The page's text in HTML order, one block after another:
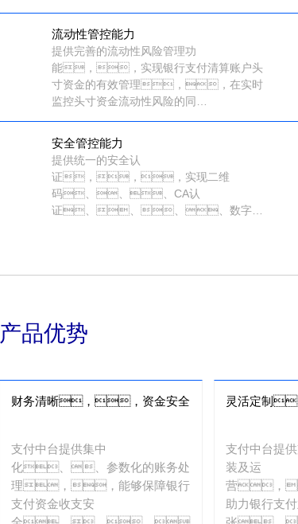
值、、、提
现、、、、消
费、、理财等支付功
能。。。。
流动性管控能力
提供完善的流动性风险管理功
能，，实现银行支付清算账户头
寸资金的有效管理，，在实时
监控头寸资金流动性风险的同
率。。
安全管控能力
提供统一的安全认
证，，，实现二维
码、、、CA认
证、、、、数字签
断、、、地理位置检
别、、、、风险处
理等风险管控能力。。
产品优势
财务清晰，，资金安全
支付中台提供集中
化、、参数化的账务处
理，，能够保障银行
支付资金收支安
灵活定制
支付中台提
装及运
营，
助力银行支